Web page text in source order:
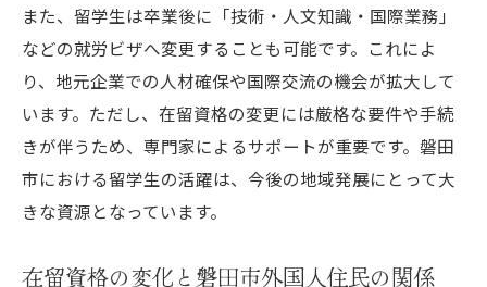
静岡県で目立つ在留外国人の現状
静岡県在留外国人の現状と在留資格の内訳
外国人国籍別にみる在留資格の特徴
静岡県で増加する外国人観光客と在留資格
制度
また、留学生は卒業後に「技術・人文知識・国際業務」
などの就労ビザへ変更することも可能です。これによ
り、地元企業での人材確保や国際交流の機会が拡大して
います。ただし、在留資格の変更には厳格な要件や手続
きが伴うため、専門家によるサポートが重要です。磐田
市における留学生の活躍は、今後の地域発展にとって大
きな資源となっています。
在留資格の変化と磐田市外国人住民の関係